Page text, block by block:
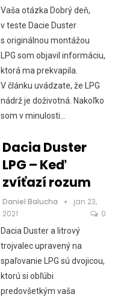
Vaša otázka Dobrý deň,
v teste Dacie Duster
s originálnou montážou
LPG som objavil informáciu,
ktorá ma prekvapila.
V článku uvádzate, že LPG
nádrž je doživotná. Nakoľko
som v minulosti…
Dacia Duster
LPG – Keď
zvíťazí rozum
Daniel Balucha
jan 23,
2021
0
Dacia Duster a litrový
trojvalec upravený na
spaľovanie LPG sú dvojicou,
ktorú si obľúbi
predovšetkým vaša